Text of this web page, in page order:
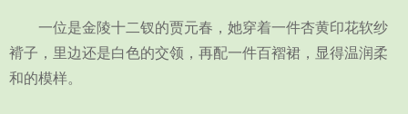
一位是金陵十二钗的贾元春，她穿着一件杏黄印花软纱
褙子，里边还是白色的交领，再配一件百褶裙，显得温润柔
和的模样。